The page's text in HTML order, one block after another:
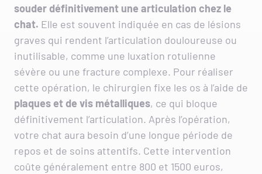
souder définitivement une articulation chez le
chat. Elle est souvent indiquée en cas de lésions
graves qui rendent l’articulation douloureuse ou
inutilisable, comme une luxation rotulienne
sévère ou une fracture complexe. Pour réaliser
cette opération, le chirurgien fixe les os à l’aide de
plaques et de vis métalliques, ce qui bloque
définitivement l’articulation. Après l’opération,
votre chat aura besoin d’une longue période de
repos et de soins attentifs. Cette intervention
coûte généralement entre 800 et 1500 euros,